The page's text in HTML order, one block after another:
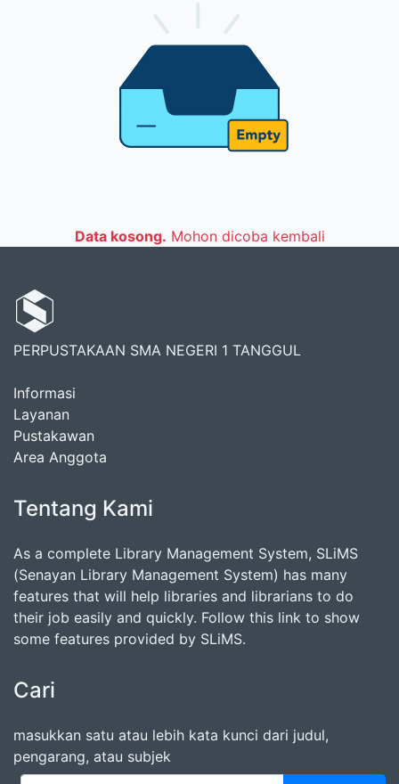
Data kosong. Mohon dicoba kembali
PERPUSTAKAAN SMA NEGERI 1 TANGGUL
Informasi
Layanan
Pustakawan
Area Anggota
Tentang Kami
As a complete Library Management System, SLiMS
(Senayan Library Management System) has many
features that will help libraries and librarians to do
their job easily and quickly. Follow this link to show
some features provided by SLiMS.
Cari
masukkan satu atau lebih kata kunci dari judul,
pengarang, atau subjek